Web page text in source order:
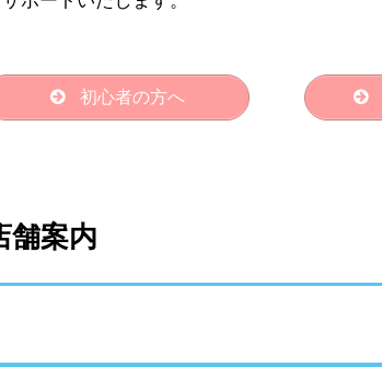
初心者の方へ
舗案内